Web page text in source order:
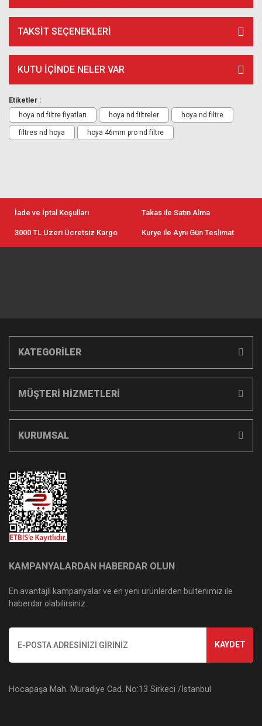
TAKSIT SEÇENEKLERI
KUTU İÇİNDE NELER VAR
Etiketler :
hoya nd filtre fiyatları
hoya nd filtreler hoya nd filtre
filtres nd hoya hoya 46mm pro nd filtre
İade ve İptal Koşulları Takas ile Satın Alma
3000 TL Üzeri Ücretsiz Kargo Kurye ile Aynı Gün Teslimat
KATEGORİLER
MÜŞTERİ HİZMETLERİ
KURUMSAL
KAMPANYALARDAN HABERDAR OLUN
En avantajlı kampanyalar ve en yeni ürünlerden bültenimiz ile
haberdar olabilirsiniz.
KAYDET
Hocapaşa Mah. Muradiye Cad. No:13 Sirkeci /İstanbul